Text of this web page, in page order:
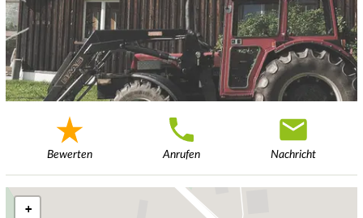
Bewerten Anrufen Nachricht
+